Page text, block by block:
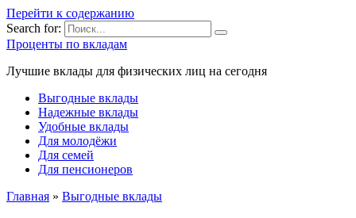
Перейти к содержанию
Search for:
Проценты по вкладам
Лучшие вклады для физических лиц на сегодня
Выгодные вклады
Надежные вклады
Удобные вклады
Для молодёжи
Для семей
Для пенсионеров
Главная » Выгодные вклады